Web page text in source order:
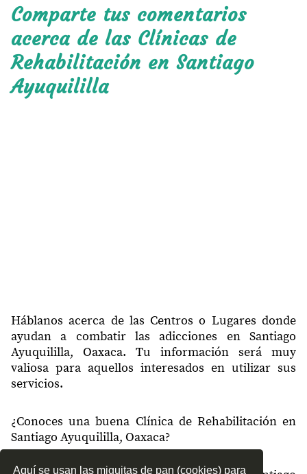
Aquí se usan las miguitas de pan (cookies) para
Comparte tus comentarios
acerca de las Clínicas de
Rehabilitación en Santiago
Ayuquililla
Háblanos acerca de las Centros o Lugares donde
ayudan a combatir las adicciones en Santiago
Ayuquililla, Oaxaca. Tu información será muy
valiosa para aquellos interesados en utilizar sus
servicios.
¿Conoces una buena Clínica de Rehabilitación en
Santiago Ayuquililla, Oaxaca?